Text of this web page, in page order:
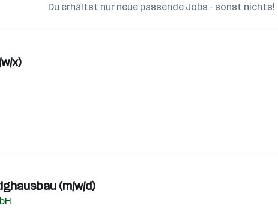
Du erhältst nur neue passende Jobs – sonst nichts!
x)
(m/w/d)